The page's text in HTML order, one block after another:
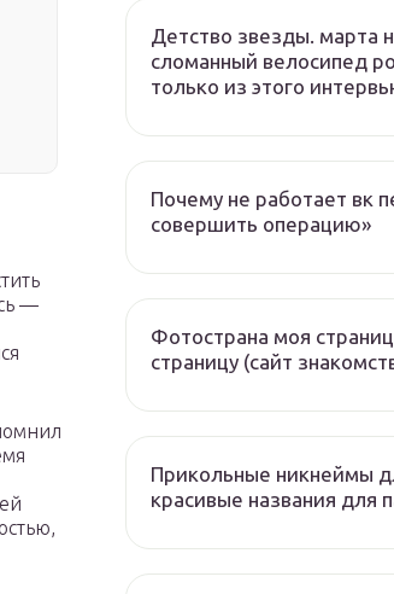
—
Детство звезды. марта
сломанный велосипед
только из этого
Почему не работает вк
совершить операцию»
Фотострана моя
страницу (сайт
Прикольные никнеймы
красивые названия для